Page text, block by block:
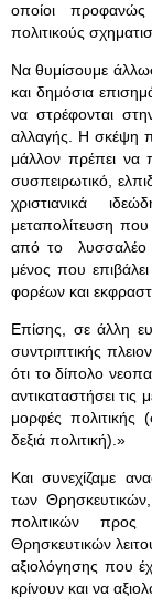
οποίοι
πολιτικούς
Να θυμίσουμε
και δημόσια
να στρέφονται
αλλαγής. Η σκέψη
μάλλον πρέπει να
συσπειρωτικό,
χριστιανικά
μεταπολίτευση
από το λυσσαλέο
μένος που
φορέων και
Επίσης, σε άλλη
συντριπτικής
ότι το δίπολο
αντικαταστήσει
μορφές πολιτικής
δεξιά πολιτική).»
Και συνεχίζαμε
των
πολιτικών
Θρησκευτικών
αξιολόγησης που
κρίνουν και να